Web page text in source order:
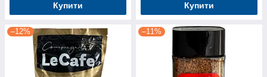
Купити Купити
–12% –11%